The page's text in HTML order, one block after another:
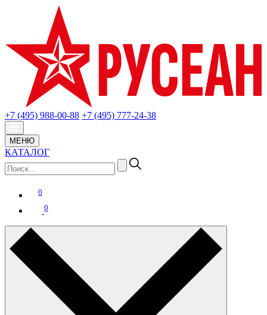
+7 (495) 988-00-88 +7 (495) 777-24-38
МЕНЮ
КАТАЛОГ
0
0